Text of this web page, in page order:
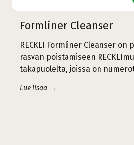
Formliner Cleanser
RECKLI Formliner Cleanser on
rasvan poistamiseen
takapuolelta, joissa on
Lue lisää →